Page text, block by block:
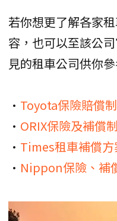
若你想更了解各家
容，也可以至該公
見的租車公司供你參
• Toyota保險賠償
• ORIX保險及補償
• Times租車補償方
• Nippon保險、補